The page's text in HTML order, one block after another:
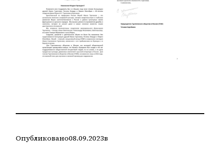
Опубликовано08.09.2023в